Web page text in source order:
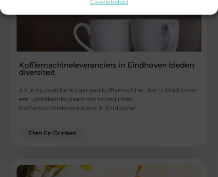
Cookiebeleid
Koffiemachineleveranciers in Eindhoven bieden
diversiteit
Als je op zoek bent naar een koffiemachine, dan is Eindhoven
een uitstekende plaats om te beginnen.
Koffiemachineleveranciers in Eindhoven
...
Eten En Drinken